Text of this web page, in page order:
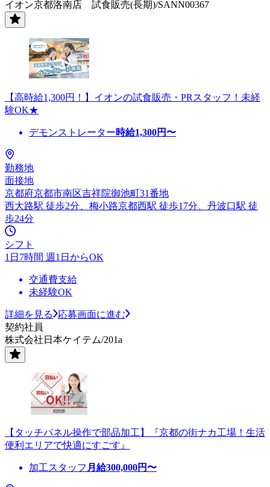
イオン京都洛南店 試食販売(長期)/SANN00367
【高時給1,300円！】イオンの試食販売・PRスタッフ！未経
験OK★
デモンストレーター時給1,300円〜
勤務地
面接地
京都府京都市南区吉祥院御池町31番地
西大路駅 徒歩2分、梅小路京都西駅 徒歩17分、丹波口駅 徒
歩24分
シフト
1日7時間 週1日からOK
交通費支給
未経験OK
詳細を見る
応募画面に進む
契約社員
株式会社日本ケイテム/201a
【タッチパネル操作で部品加工】『京都の街ナカ工場！生活
便利エリアで快適にすごす』
加工スタッフ 月給300,000円〜